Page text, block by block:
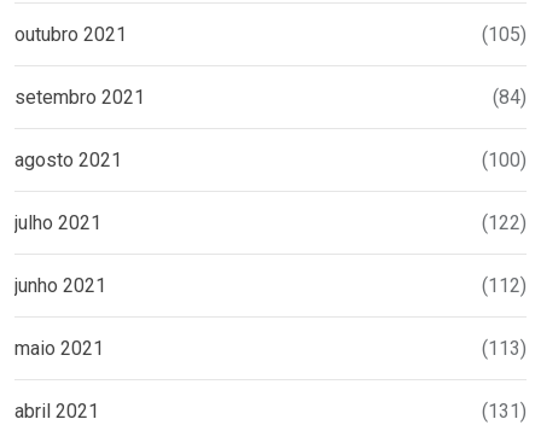
outubro 2021 (105)
setembro 2021 (84)
agosto 2021 (100)
julho 2021 (122)
junho 2021 (112)
maio 2021 (113)
abril 2021 (131)